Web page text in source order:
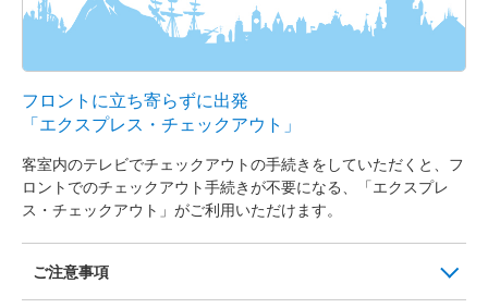
フロントに立ち寄らずに出発
「エクスプレス・チェックアウト」
客室内のテレビでチェックアウトの手続きをしていただくと、フ
ロントでのチェックアウト手続きが不要になる、「エクスプレ
ス・チェックアウト」がご利用いただけます。
ご注意事項